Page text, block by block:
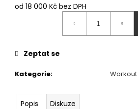
od 18 000 Kč bez DPH
Kategorie: Workout
Zeptat se
Popis Diskuze
SE
Kč